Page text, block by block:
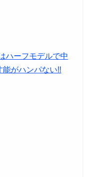
ハーフモデルで中
能がハンパない!!